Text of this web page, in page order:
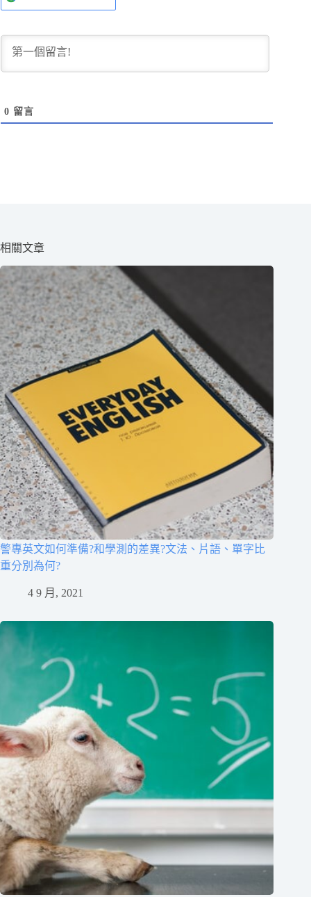
0 留言
相關文章
警專英文如何準備?和學測的差異?文法、片語、單字比
重分別為何?
4 9 月, 2021